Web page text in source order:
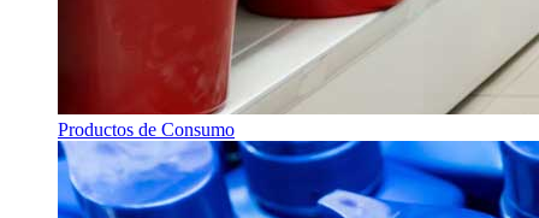
Productos de Consumo